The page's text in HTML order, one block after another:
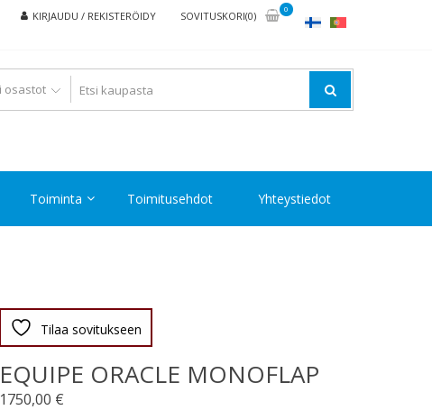
KIRJAUDU / REKISTERÖIDY SOVITUSKORI(0)
0
Toiminta Toimitusehdot Yhteystiedot
Tilaa sovitukseen
EQUIPE ORACLE MONOFLAP
1750,00 €